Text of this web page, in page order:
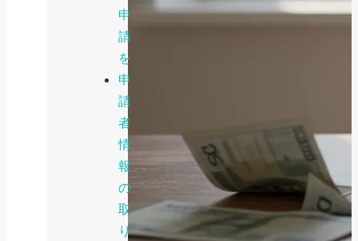
申
請
を
申
請
者
情
報
の
取
り